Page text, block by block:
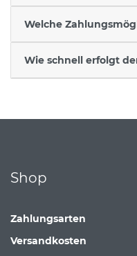
Welche
Wie schnell erfolgt
Shop
Zahlungsarten
Versandkosten